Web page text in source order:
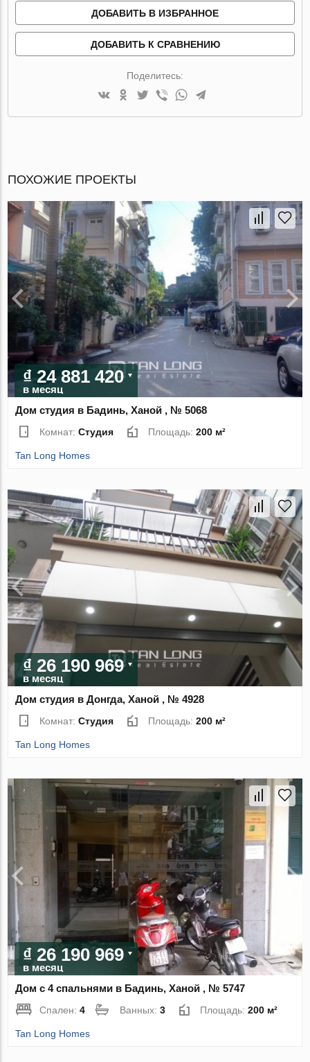
ДОБАВИТЬ В ИЗБРАННОЕ
ДОБАВИТЬ К СРАВНЕНИЮ
Поделитесь:
ПОХОЖИЕ ПРОЕКТЫ
₫ 24 881 420
в месяц
Дом студия в Бадинь, Ханой , № 5068
Комнат:Студия Площадь:200 м²
Tan Long Homes
₫ 26 190 969
в месяц
Дом студия в Донгда, Ханой , № 4928
Комнат:Студия Площадь:200 м²
Tan Long Homes
₫ 26 190 969
в месяц
Дом с 4 спальнями в Бадинь, Ханой , № 5747
Спален:4 Ванных:3 Площадь:200 м²
Tan Long Homes